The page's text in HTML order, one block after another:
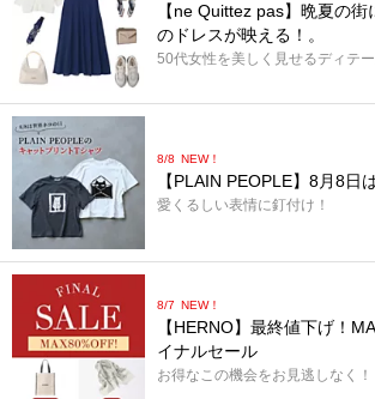
【ne Quittez pas】晩夏の
のドレスが映える！。
50代女性を美しく見せるディテ
8/8 NEW！
【PLAIN PEOPLE】8月8日
愛くるしい表情に釘付け！
8/7 NEW！
【HERNO】最終値下げ！
イナルセール
お得なこの機会をお見逃しなく！